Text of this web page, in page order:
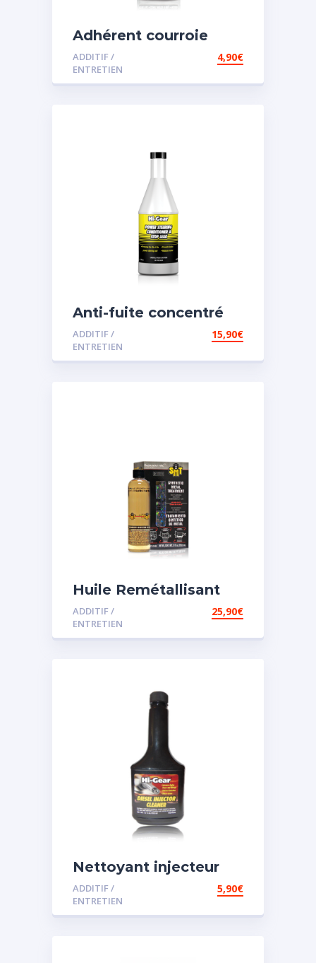
Adhérent courroie
ADDITIF /
ENTRETIEN
4,90€
Anti-fuite concentré
pour direction
assistée
ADDITIF /
ENTRETIEN
15,90€
Huile Remétallisant
Moteur SMT2
ADDITIF /
ENTRETIEN
25,90€
Nettoyant injecteur
diesel
ADDITIF /
ENTRETIEN
5,90€